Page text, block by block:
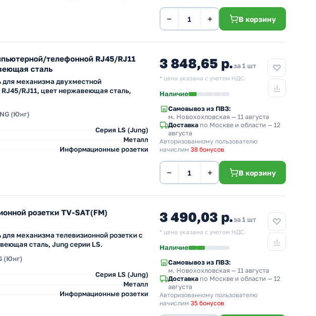
− + В корзину
телефонной RJ45/RJ11
сталь
для механизма двухместной
RJ11, цвет нержавеющая сталь,
(Юнг)
Серия LS (Jung)
Металл
Информационные розетки
3 848,65 р.за 1 шт
* цена указана с учетом НДС.
Наличие
Самовывоз из ПВЗ:
м. Новохохловская — 11 августа
Доставка по Москве и области — 12
августа
Авторизованному пользователю
начислим 38 бонусов
− + В корзину
розетки TV-SAT(FM)
механизма телевизионной розетки с
сталь, Jung серии LS.
(Юнг)
Серия LS (Jung)
Металл
Информационные розетки
3 490,03 р.за 1 шт
* цена указана с учетом НДС.
Наличие
Самовывоз из ПВЗ:
м. Новохохловская — 11 августа
Доставка по Москве и области — 12
августа
Авторизованному пользователю
начислим 35 бонусов